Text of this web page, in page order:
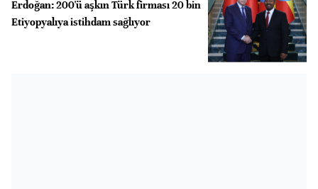
Erdoğan: 200'ü aşkın Türk firması 20 bin
Etiyopyalıya istihdam sağlıyor